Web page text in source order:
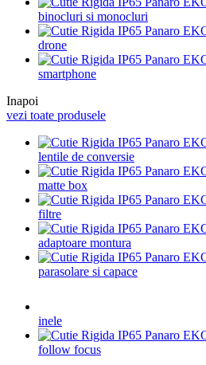
binocluri si monocluri
drone
smartphone
Inapoi
vezi toate produsele
lentile de conversie
matte box
filtre
adaptoare montura
parasolare si capace
inele
follow focus